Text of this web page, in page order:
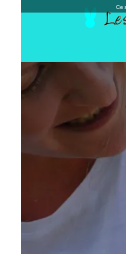
Ce site et des sites tiers qu'il utilise collectent des